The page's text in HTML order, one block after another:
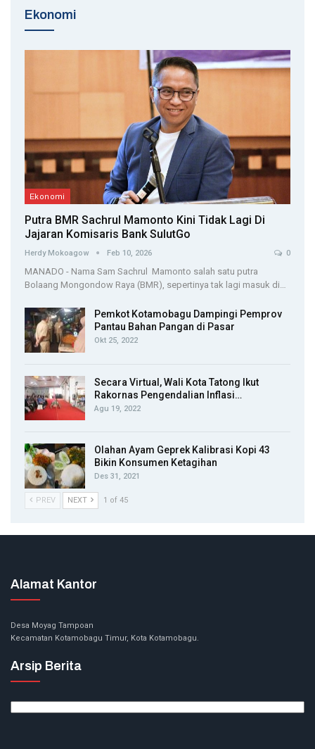
Ekonomi
Ekonomi
Putra BMR Sachrul Mamonto Kini Tidak Lagi Di
Jajaran Komisaris Bank SulutGo
Herdy Mokoagow Feb 10, 2026 0
MANADO - Nama Sam Sachrul Mamonto salah satu putra
Bolaang Mongondow Raya (BMR), sepertinya tak lagi masuk di…
Pemkot Kotamobagu Dampingi Pemprov
Pantau Bahan Pangan di Pasar
Okt 25, 2022
Secara Virtual, Wali Kota Tatong Ikut
Rakornas Pengendalian Inflasi…
Agu 19, 2022
Olahan Ayam Geprek Kalibrasi Kopi 43
Bikin Konsumen Ketagihan
Des 31, 2021
PREV NEXT 1 of 45
Alamat Kantor
Desa Moyag Tampoan
Kecamatan Kotamobagu Timur, Kota Kotamobagu.
Arsip Berita